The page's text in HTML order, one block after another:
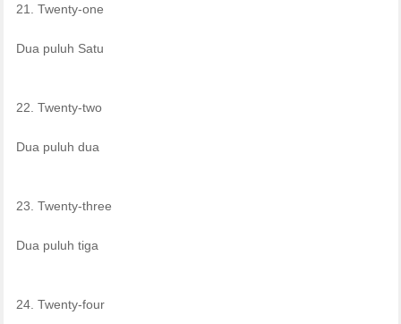
21. Twenty-one
Dua puluh Satu
22. Twenty-two
Dua puluh dua
23. Twenty-three
Dua puluh tiga
24. Twenty-four